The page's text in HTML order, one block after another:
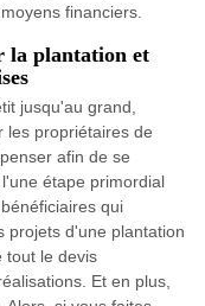
financiers.
la plantation et
jusqu'au grand,
les propriétaires de
afin de se
étape primordial
qui
projets d'une plantation
tout le devis
Et en plus,